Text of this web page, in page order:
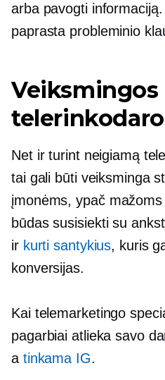
arba pavogti
paprasta probleminio
Veiksmingos
Net ir turint neigiamą
tai gali būti veiksminga
įmonėms, ypač
būdas susisiekti su
ir kurti santykius, kuris
konversijas.
Kai telemarketingo
pagarbiai atlieka savo
a tinkama IG.